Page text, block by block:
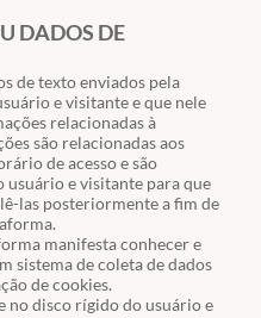
DADOS DE
de texto enviados pela
e visitante e que nele
relacionadas à
são relacionadas aos
de acesso e são
usuário e visitante para que
las posteriormente a fim de
manifesta conhecer e
sistema de coleta de dados
de cookies.
no disco rígido do usuário e